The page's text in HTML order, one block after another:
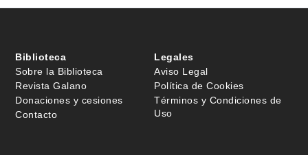
Biblioteca
Sobre la Biblioteca
Revista Galano
Donaciones y cesiones
Contacto
Legales
Aviso Legal
Política de Cookies
Términos y Condiciones de
Uso